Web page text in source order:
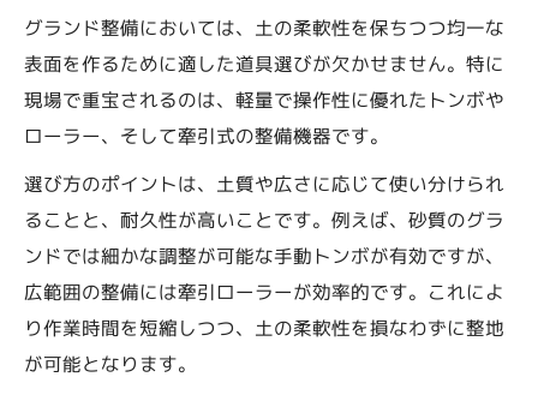
グランド整備においては、土の柔軟性を保ちつつ均一な
表面を作るために適した道具選びが欠かせません。特に
現場で重宝されるのは、軽量で操作性に優れたトンボや
ローラー、そして牽引式の整備機器です。
選び方のポイントは、土質や広さに応じて使い分けられ
ることと、耐久性が高いことです。例えば、砂質のグラ
ンドでは細かな調整が可能な手動トンボが有効ですが、
広範囲の整備には牽引ローラーが効率的です。これによ
り作業時間を短縮しつつ、土の柔軟性を損なわずに整地
が可能となります。